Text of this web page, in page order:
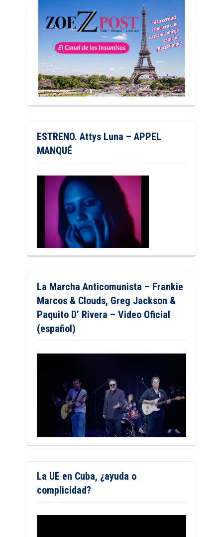
ESTRENO. Attys Luna – APPEL
MANQUÉ
La Marcha Anticomunista – Frankie
Marcos & Clouds, Greg Jackson &
Paquito D’ Rivera – Video Oficial
(español)
La UE en Cuba, ¿ayuda o
complicidad?